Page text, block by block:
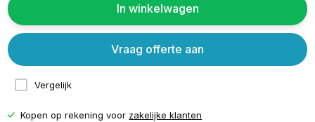
In winkelwagen
Vergelijk
Vraag offerte aan
Kopen op rekening voor zakelijke klanten